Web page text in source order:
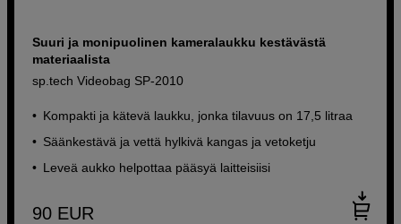
Suuri ja monipuolinen kameralaukku kestävästä
materiaalista
sp.tech Videobag SP-2010
Kompakti ja kätevä laukku, jonka tilavuus on 17,5 litraa
Säänkestävä ja vettä hylkivä kangas ja vetoketju
Leveä aukko helpottaa pääsyä laitteisiisi
90 EUR